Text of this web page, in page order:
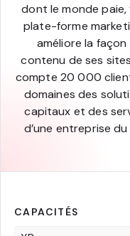
dont le monde
plate-forme
améliore la
contenu de ses
compte 20 000
domaines des
capitaux et des
d’une entreprise
CAPACITÉS